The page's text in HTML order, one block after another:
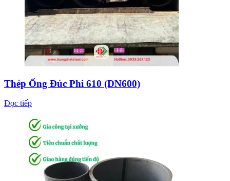
Thép Ống Đúc Phi 610 (DN600)
Đọc tiếp